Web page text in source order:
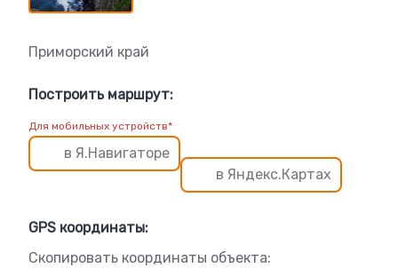
Приморский край
Построить маршрут:
Для мобильных устройств*
в Я.Навигаторе
в Яндекс.Картах
GPS координаты:
Скопировать координаты объекта: